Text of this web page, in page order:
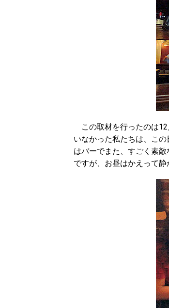
この取材を行ったのは12
いなかった私たちは、こ
はバーでまた、すごく素
ですが、お昼はかえって静